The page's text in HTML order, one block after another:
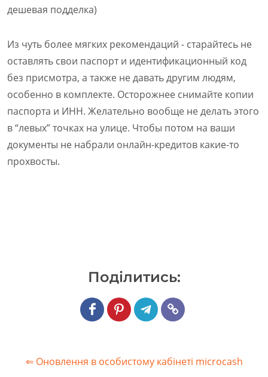
дешевая подделка)
Из чуть более мягких рекомендаций - старайтесь не
оставлять свои паспорт и идентификационный код
без присмотра, а также не давать другим людям,
особенно в комплекте. Осторожнее снимайте копии
паспорта и ИНН. Желательно вообще не делать этого
в “левых” точках на улице. Чтобы потом на ваши
документы не набрали онлайн-кредитов какие-то
прохвосты.
Подiлитись:
⇐ Оновлення в особистому кабінеті microcash